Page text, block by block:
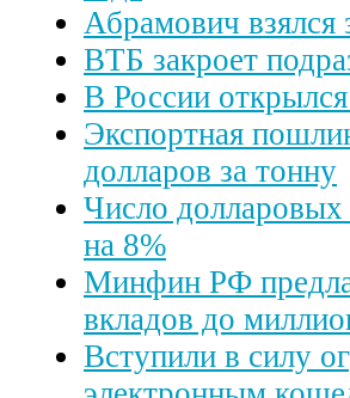
Абрамович взялся
ВТБ закроет
В России
Экспортная
долларов за тонну
Число долларовых
на 8%
Минфин РФ
вкладов до
Вступили в силу